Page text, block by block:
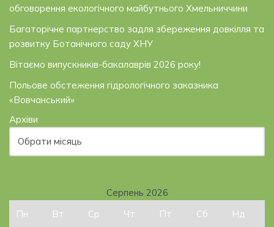
обговорення екологічного майбутнього Хмельниччини
Багаторічне партнерство задля збереження довкілля та
розвитку Ботанічного саду ХНУ
Вітаємо випускників-бакалаврів 2026 року!
Польове обстеження гідрологічного заказника
«Вовчанський»
Архіви
Серпень 2026
Пн
Вт Ср Чт Пт Сб Нд